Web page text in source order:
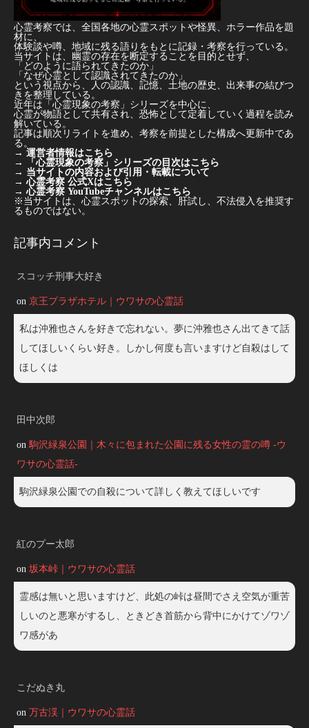
心霊考察では、全国各地の心霊スポットや怪異、ホラー作品を題
材に、
体験談や噂、地域に残る語りをもとに記録・考察を行っている。
当サイトは、幽霊の存在を断定することを目的とせず、
「どのように語られてきたのか」
「なぜ心霊として認識されてきたのか」
という視点から、人の認識、記憶、土地の歴史、出来事の結びつ
きを整理している。
近年は「心霊現象の考察」シリーズを中心に、
心霊が物語として共有され、恐怖として定着していく過程を読み
解いている。
記事は順次リライトを進め、考察を前提とした構成へ更新中であ
る。
→ 運営者情報はこちら
→
「心霊現象の考察」シリーズの目次はこちら
→ 当サイトの内容および引用・転載について
→ 心霊考察 公式Xはこちら
→ 心霊考察 YouTubeチャンネルはこちら
※当サイトは、心霊スポットの探索、肝試し、不法侵入を推奨す
るものではない。
記事内コメント
スコッチ刑事大好き
on 京王プラザホテル｜ウワサの心霊話
私は沖雅也さんを好きで忘れない。夢に沖雅也さん出てきて話
してほしいくらい好き。しかし何度も言いますけど自殺はして
ほしくは
田中次郎
on 駒沢緑泉公園｜木々に包まれた公園に残る女性の霊の噂 -ウ
ワサの心霊話-
駒沢緑泉公園での自殺について詳しく教えてほしいです
紅のプー太郎
on 坂本峠｜ウワサの心霊話
霊感は無いと思いますけど、此処の峠は昼間でさえ空気が重苦
しいのと悪寒がするし、ときどき首筋から背中にかけてゾワゾ
ワ感があ
こだぬき丸
on 万古渓｜ウワサの心霊話